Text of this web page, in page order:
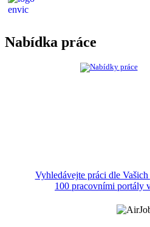
Nabídka práce
Vyhledávejte práci dle
100 pracovními portály